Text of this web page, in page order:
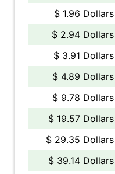
$ 1.96 Dollars
$ 2.94 Dollars
$ 3.91 Dollars
$ 4.89 Dollars
$ 9.78 Dollars
$ 19.57 Dollars
$ 29.35 Dollars
$ 39.14 Dollars